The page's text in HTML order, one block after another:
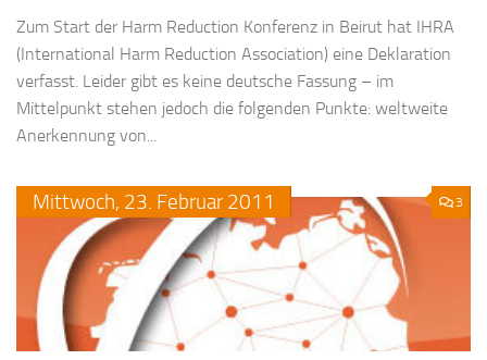
Zum Start der Harm Reduction Konferenz in Beirut hat IHRA
(International Harm Reduction Association) eine Deklaration
verfasst. Leider gibt es keine deutsche Fassung – im
Mittelpunkt stehen jedoch die folgenden Punkte: weltweite
Anerkennung von...
3
Mittwoch, 23. Februar 2011